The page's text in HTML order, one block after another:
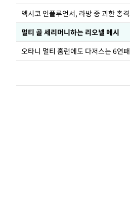
멀티 골 세리머니하는 리오넬 메시
오타니 멀티 홈런에도 다저스는 6연패